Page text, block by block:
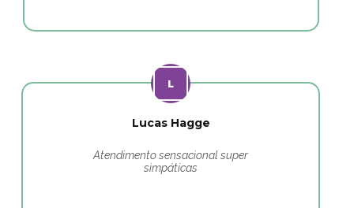
Lucas Hagge
Atendimento sensacional super
simpáticas